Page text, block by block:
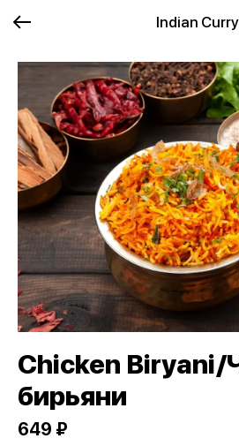
Indian Curry
Chicken Biryani/
бирьяни
649 ₽